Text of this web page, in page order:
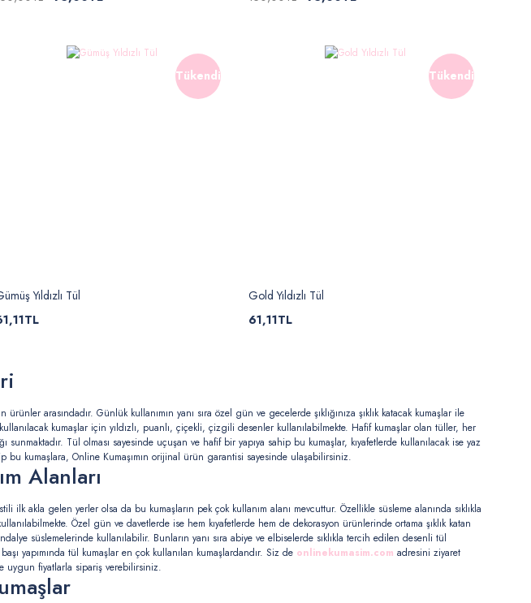
Tükendi
Yıldızlı Tül
Tükendi
Gold Yıldızlı Tül
61,11TL
arasındadır. Günlük kullanımın yanı sıra özel gün ve gecelerde şıklığınıza şıklık katacak kumaşlar ile
kumaşlar için yıldızlı, puanlı, çiçekli, çizgili desenler kullanılabilmekte. Hafif kumaşlar olan tüller, her
sunmaktadır. Tül olması sayesinde uçuşan ve hafif bir yapıya sahip bu kumaşlar, kıyafetlerde kullanılacak ise yaz
bu kumaşlara, Online Kumaşımın orijinal ürün garantisi sayesinde ulaşabilirsiniz.
Alanları
ilk akla gelen yerler olsa da bu kumaşların pek çok kullanım alanı mevcuttur. Özellikle süsleme alanında sıklıkla
Özel gün ve davetlerde ise hem kıyafetlerde hem de dekorasyon ürünlerinde ortama şıklık katan
süslemelerinde kullanılabilir. Bunların yanı sıra abiye ve elbiselerde sıklıkla tercih edilen desenli tül
yapımında tül kumaşlar en çok kullanılan kumaşlardandır. Siz de onlinekumasim.com adresini ziyaret
uygun fiyatlarla sipariş verebilirsiniz.